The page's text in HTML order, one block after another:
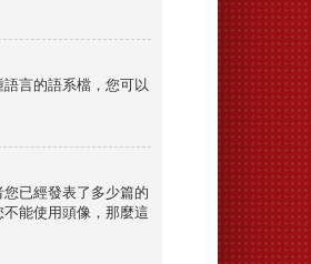
言的語系檔，您可以
已經發表了多少篇的
能使用頭像，那麼這